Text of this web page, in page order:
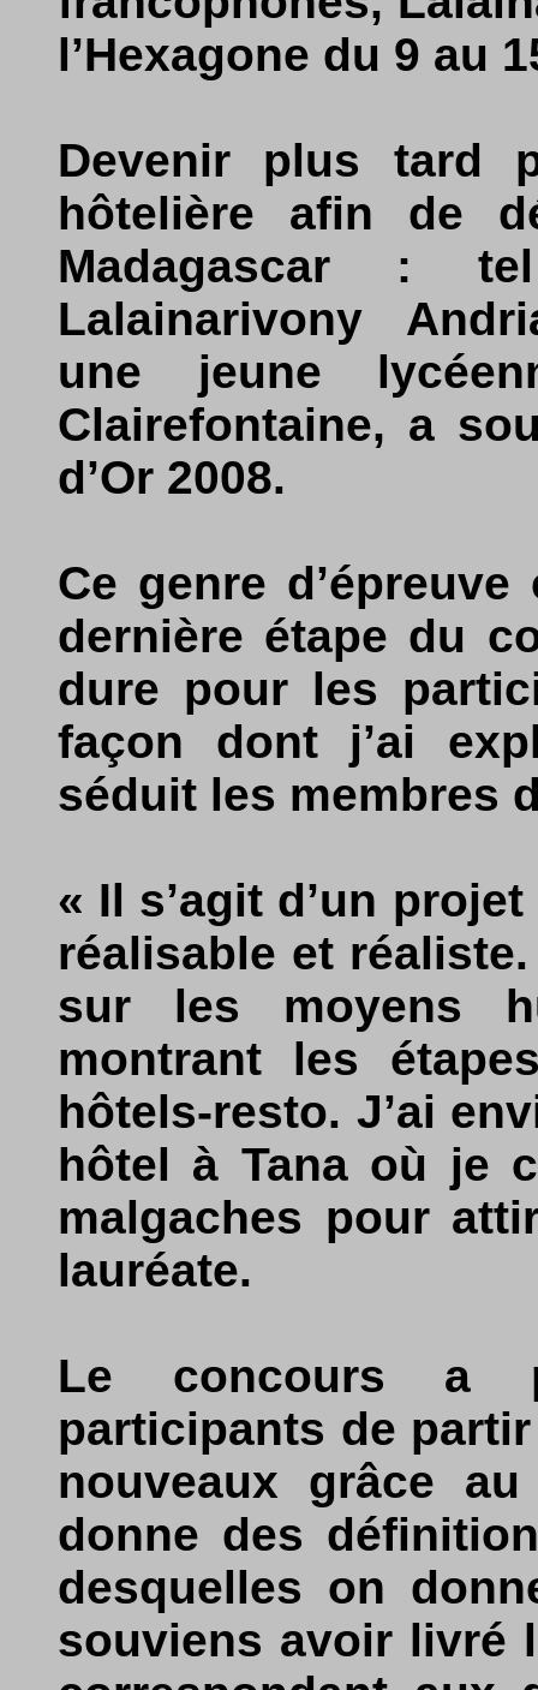
l’Hexagone du 9 au
Devenir plus tard
hôtelière afin de
Madagascar :
Lalainarivony
une jeune
Clairefontaine, a
d’Or 2008.
Ce genre
dernière étape du
dure pour les
façon dont j’ai
séduit les membres
« Il s’agit d’un
réalisable et
sur les moyens
montrant les
hôtels-resto. J’ai
hôtel à Tana où je
malgaches pour
lauréate.
Le concours a
participants de
nouveaux grâce
donne des
desquelles on
souviens avoir livré